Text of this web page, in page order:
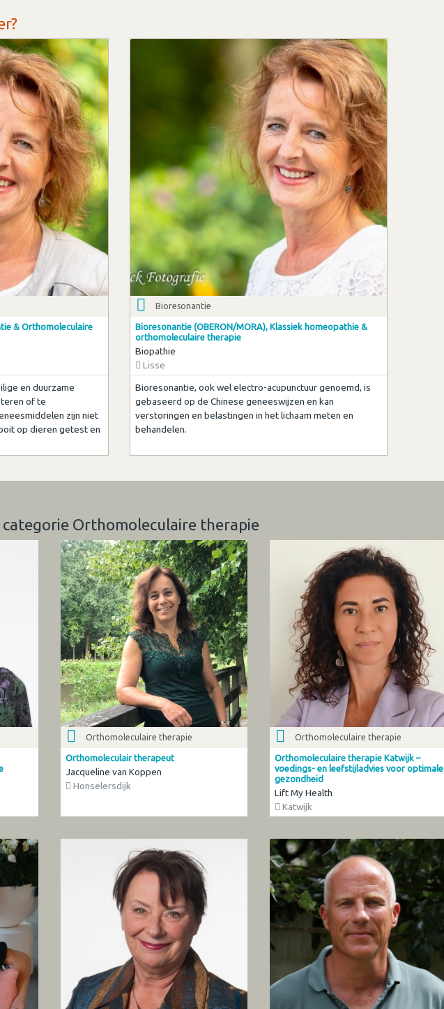
& Orthomoleculaire
en duurzame
of te
zijn niet
op dieren getest en
Bioresonantie
Bioresonantie (OBERON/MORA), Klassiek homeopathie &
orthomoleculaire therapie
Biopathie
Lisse
Bioresonantie, ook wel electro-acupunctuur genoemd, is
gebaseerd op de Chinese geneeswijzen en kan
verstoringen en belastingen in het lichaam meten en
behandelen.
categorie Orthomoleculaire therapie
Orthomoleculaire therapie
Orthomoleculair therapeut
Jacqueline van Koppen
Honselersdijk
Orthomoleculaire therapie
Orthomoleculaire therapie Katwijk –
voedings- en leefstijladvies voor optimale
gezondheid
Lift My Health
Katwijk